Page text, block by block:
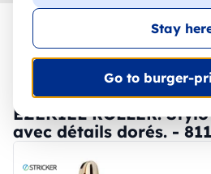
Stay
Go to burger-
🔥 Impression DTF à
EZEKIEL ROLLER.
avec détails dorés. -